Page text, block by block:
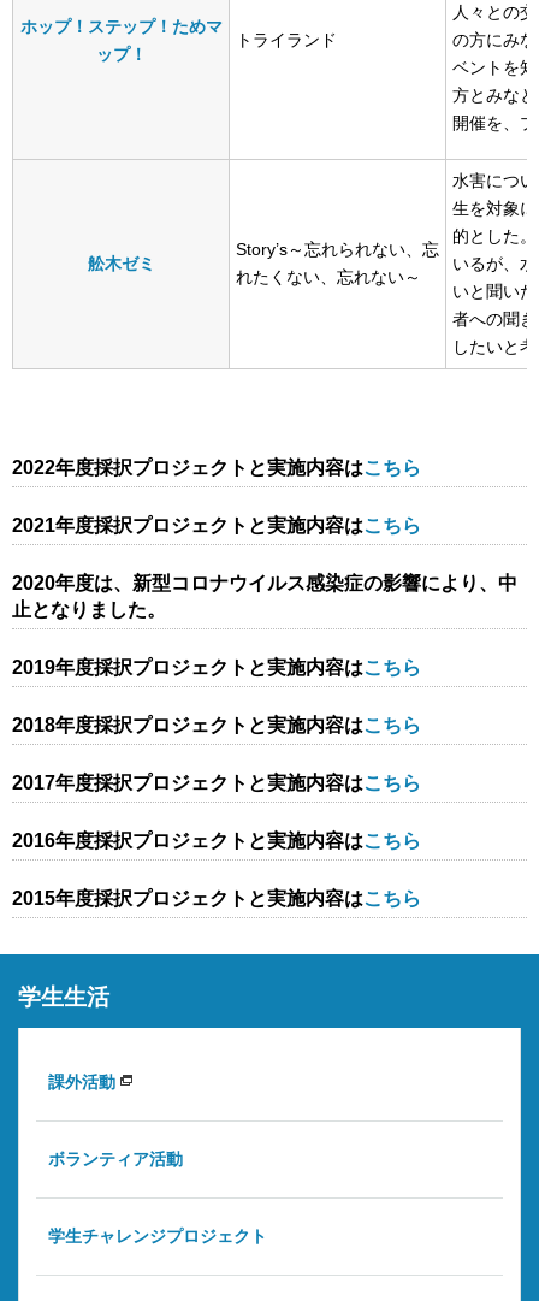
ホップ！ステップ！ためマ
ップ！
トライランド
人々との
の方にみ
ベントを
方とみな
開催を、
舩木ゼミ
Story’s～忘れられない、忘
れたくない、忘れない～
水害につ
生を対象
的とした
いるが、
いと聞い
者への聞
したいと
2022年度採択プロジェクトと実施内容はこちら
2021年度採択プロジェクトと実施内容はこちら
2020年度は、新型コロナウイルス感染症の影響により、中
止となりました。
2019年度採択プロジェクトと実施内容はこちら
2018年度採択プロジェクトと実施内容はこちら
2017年度採択プロジェクトと実施内容はこちら
2016年度採択プロジェクトと実施内容はこちら
2015年度採択プロジェクトと実施内容はこちら
学生生活
課外活動
ボランティア活動
学生チャレンジプロジェクト